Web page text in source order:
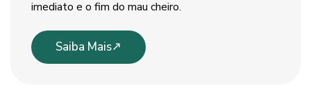
imediato e o fim do mau cheiro.
Saiba Mais